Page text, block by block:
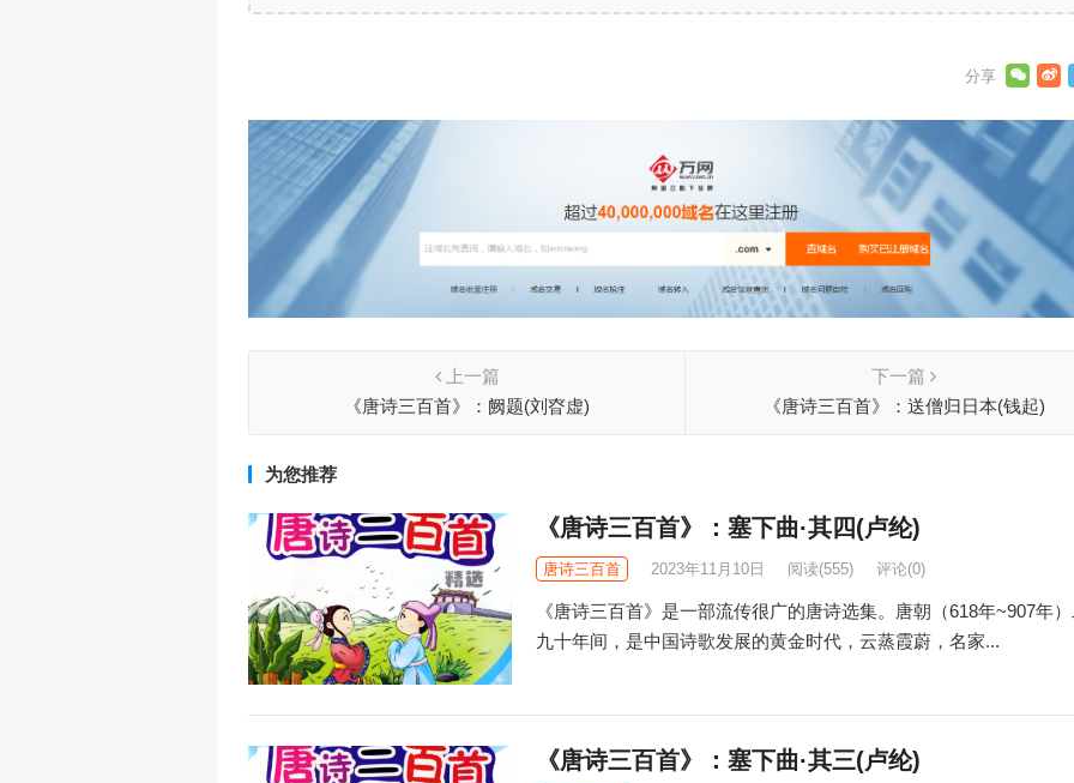
上一篇
《唐诗三百首》：阙题(刘昚虚)
下一篇
《唐诗三百首》：送僧归日本(钱起)
为您推荐
《唐诗三百首》：塞下曲·其四(卢纶)
唐诗三百首 2023年11月10日 阅读(555) 评论(0)
《唐诗三百首》是一部流传很广的唐诗选集。唐朝（618年~907年
九十年间，是中国诗歌发展的黄金时代，云蒸霞蔚，名家...
《唐诗三百首》：塞下曲·其三(卢纶)